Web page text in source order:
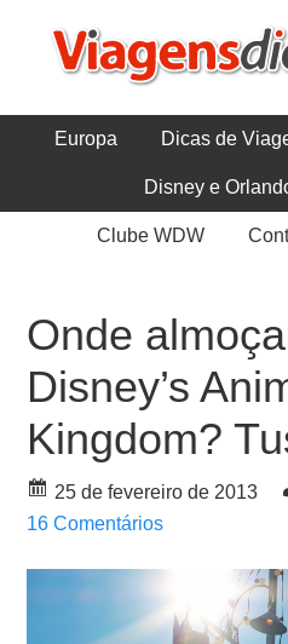
Europa Dicas de
Disney e
Clube WDW
Onde
Disney’s
Kingdom?
25 de fevereiro de 2013
16 Comentários